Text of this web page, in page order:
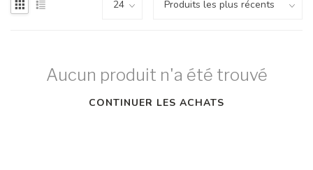
Aucun produit n'a été trouvé
CONTINUER LES ACHATS